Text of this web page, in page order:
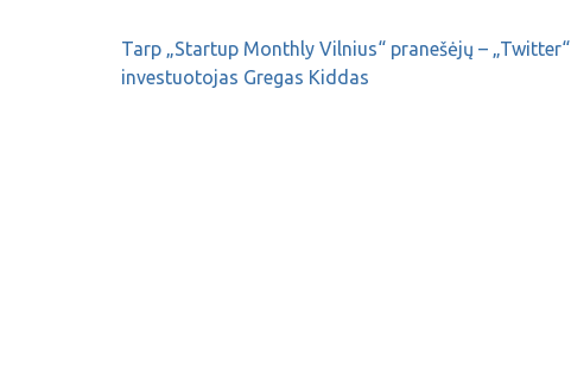
Tarp „Startup Monthly Vilnius“ pranešėjų – „Twitter“
investuotojas Gregas Kiddas